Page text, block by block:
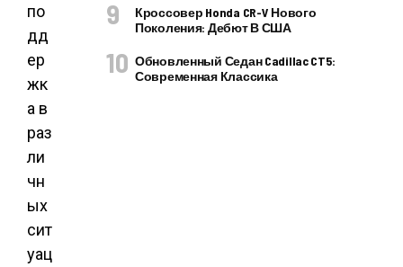
по
дд
ер
жк
а в
раз
ли
чн
ых
сит
уац
Кроссовер Honda CR-V Нового
Поколения: Дебют В США
Обновленный Седан Cadillac CT5:
Современная Классика